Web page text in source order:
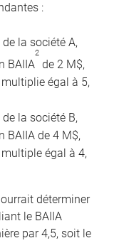
:
la société A,
BAIIA
2
de 2 M$,
égal à 5,
la société B,
BAIIA de 4 M$,
égal à 4,
déterminer
le BAIIA
par 4,5, soit le